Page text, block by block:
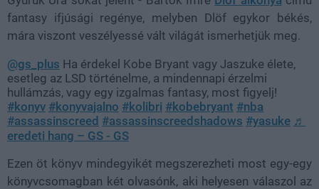
fantasy ifjúsági regénye, melyben Dlöf egykor békés,
mára viszont veszélyessé vált világát ismerhetjük meg.
@gs_plus Ha érdekel Kobe Bryant vagy Jaszuke élete,
esetleg az LSD történelme, a mindennapi érzelmi
hullámzás, vagy egy izgalmas fantasy, most figyelj!
#konyv #konyvajalno #kolibri #kobebryant #nba
#assassinscreed #assassinscreedshadows #yasuke ♬
eredeti hang – GS - GS
Ezen öt könyv mindegyikét megszerezheti most egy-egy
könyvcsomagban két olvasónk, aki helyesen válaszol az